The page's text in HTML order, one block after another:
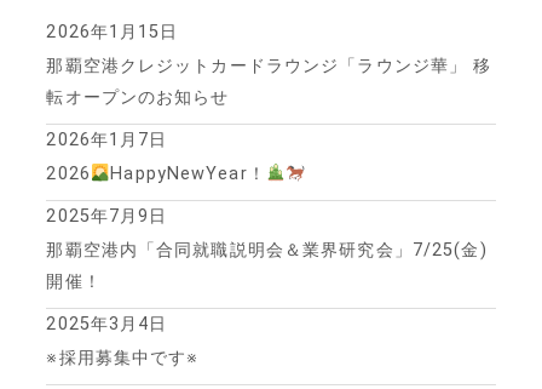
那覇空港クレジットカードラウンジ「ラウンジ華」 移
転オープンのお知らせ
2026年1月15日
2026 HappyNewYear！
2026年1月7日
那覇空港内「合同就職説明会＆業界研究会」7/25(金)
開催！
2025年7月9日
※採用募集中です※
2025年3月4日